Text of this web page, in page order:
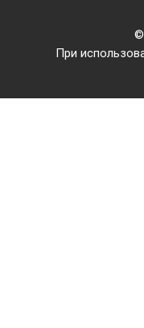
©️
При